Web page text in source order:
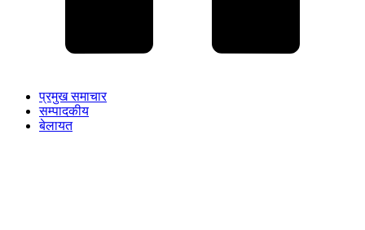
प्रमुख समाचार
सम्पादकीय
बेलायत